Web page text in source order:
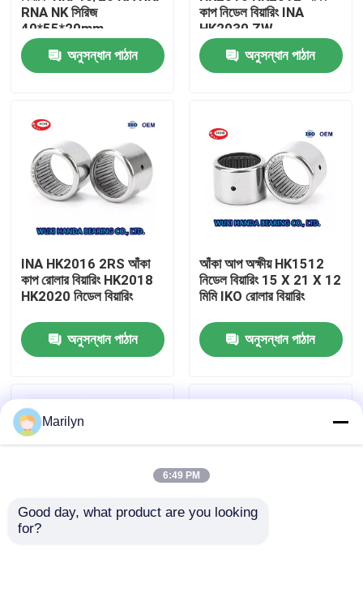
বাড়ি
পণ্য
আমাদের সম্পর্কে
কারখানা ভ্রমণ
মান নিয়ন্ত্রণ
খবর
টেপার রোলার বিয়ারিং
RNA NK সিরিজ
40*55*20mm
অনুসন্ধান পাঠান
কাপ নিডেল বিয়ারিং INA
HK2030 ZW
অনুসন্ধান পাঠান
INA HK2016 2RS আঁকা
কাপ রোলার বিয়ারিং HK2018
HK2020 নিডেল বিয়ারিং
অনুসন্ধান পাঠান
আঁকা আপ অক্ষীয় HK1512
নিডেল বিয়ারিং 15 X 21 X 12
মিমি IKO রোলার বিয়ারিং
অনুসন্ধান পাঠান
Marilyn
6:49 PM
Good day, what product are you looking
for?